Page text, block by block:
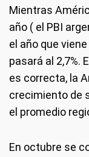
Mientras
año ( el PBI
el año que
pasará al 2,7%.
es correcta, la
crecimiento de
el promedio
En octubre se